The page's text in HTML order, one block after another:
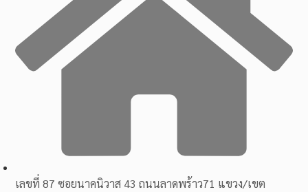
เลขที่ 87 ซอยนาคนิวาส 43 ถนนลาดพร้าว71 แขวง/เขต